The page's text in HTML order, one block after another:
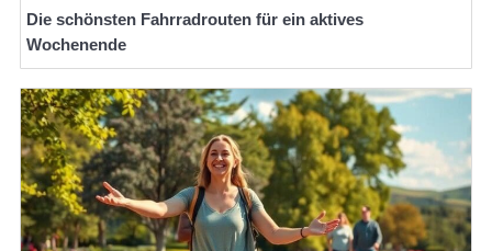
Die schönsten Fahrradrouten für ein aktives
Wochenende